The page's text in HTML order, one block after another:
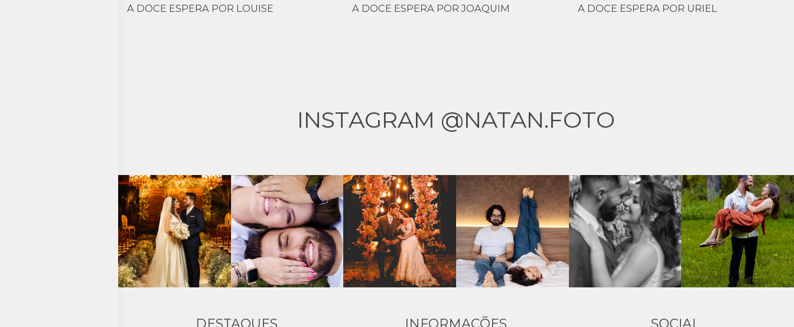
A DOCE ESPERA POR LOUISE A DOCE ESPERA POR JOAQUIM A DOCE ESPERA POR URIEL
INSTAGRAM @NATAN.FOTO